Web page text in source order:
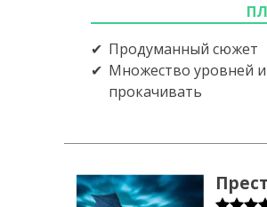
Продуманный сюжет
Множество уровней
прокачивать